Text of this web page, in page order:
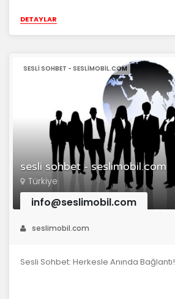
DETAYLAR
sesli sohbet - seslimobil.com
SESLI SOHBET - SESLIMOBIL.COM
Türkiye
info@seslimobil.com
seslimobil.com
Sesli Sohbet: Herkesle Anında Bağlantı!